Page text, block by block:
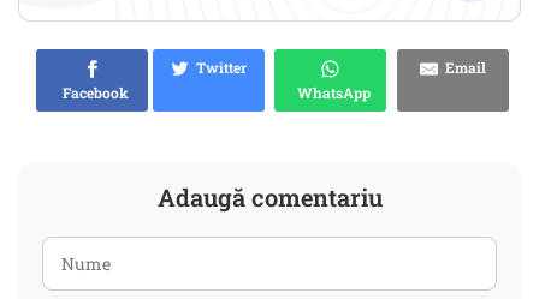
Facebook
Twitter
WhatsApp
Email
Adaugă comentariu